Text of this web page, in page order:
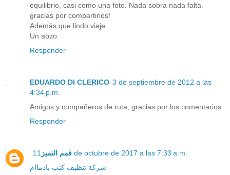
equilibrio, casi como una foto. Nada sobra nada falta.
gracias por compartirlos!
Además que lindo viaje.
Un abzo
Responder
EDUARDO DI CLERICO 3 de septiembre de 2012 a las
4:34 p.m.
Amigos y compañeros de ruta, gracias por los comentarios.
Responder
قمم التميز 11 de octubre de 2017 a las 7:33 a.m.
شركة تنظيف كنب بادماام